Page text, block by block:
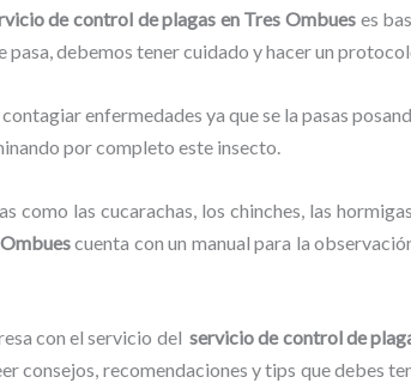
de control de plagas en Tres Ombues es
debemos tener cuidado y hacer un
enfermedades ya que se la pasas
por completo este insecto.
las cucarachas, los chinches, las
cuenta con un manual para la
con el servicio delservicio de control de
consejos, recomendaciones y tips que debes